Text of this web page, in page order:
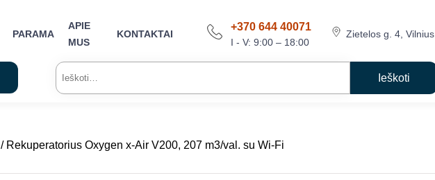
PARAMA
APIE
MUS
KONTAKTAI
+370 644 40071
I - V: 9:00 – 18:00
Zietelos g. 4, Vilnius
Ieškoti:
/ Rekuperatorius Oxygen x-Air V200, 207 m3/val. su Wi-Fi